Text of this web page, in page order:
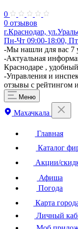
0
0 отзывов
г.Краснодар,
Пн-Чт 09:00-18:00,
​-Мы нашли для вас 7
-Актуальная
Краснодаре ,
-Управления и
отзывы с рейтингом
Меню
Махачкала
Главная
Каталог
Акции/
Афиша
Погода
Карта
Личный